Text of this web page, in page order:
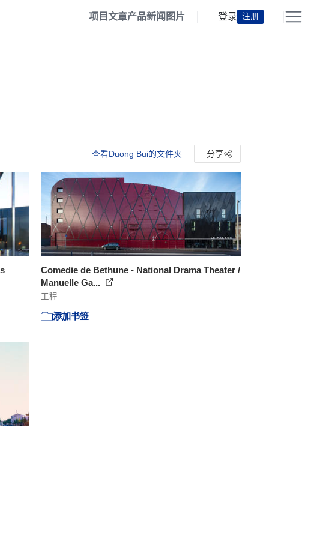
项目文章产品新闻 图片 登录 注册
查看Duong Bui的文件夹 分享
Comedie de Bethune - National Drama Theater /
Manuelle Ga...
工程
添加书签